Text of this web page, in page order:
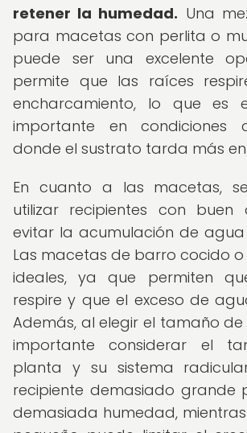
retener la humedad. Una
para macetas con perlita o
puede ser una excelente
permite que las raíces
encharcamiento, lo que es
importante en
donde el sustrato tarda más en
En cuanto a las macetas,
utilizar recipientes con buen
evitar la acumulación de agua
Las macetas de barro cocido
ideales, ya que permiten
respire y que el exceso de
Además, al elegir el tamaño
importante considerar el
planta y su sistema
recipiente demasiado grande
demasiada humedad,